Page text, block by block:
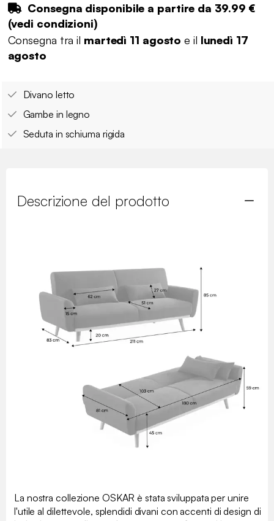
Consegna disponibile a partire da 39.99 €
(vedi condizioni)
Consegna tra il martedì 11 agosto e il lunedì 17
agosto
Divano letto
Gambe in legno
Seduta in schiuma rigida
Descrizione del prodotto
La nostra collezione OSKAR è stata sviluppata per unire
l'utile al dilettevole, splendidi divani con accenti di design di